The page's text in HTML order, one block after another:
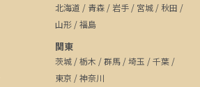
北海道 / 青森 / 岩手 / 宮城 / 秋田 /
山形 /福島
関東
茨城 /栃木 /群馬 /埼玉 /千葉 /
東京 /神奈川